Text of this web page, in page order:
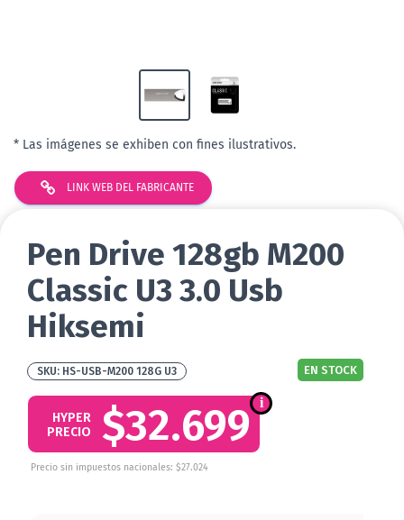
* Las imágenes se exhiben con fines ilustrativos.
LINK WEB DEL FABRICANTE
Pen Drive 128gb M200
Classic U3 3.0 Usb
Hiksemi
HS-USB-M200 128G U3 EN STOCK
$32.699
HYPER
PRECIO
Precio sin impuestos nacionales: $27.024